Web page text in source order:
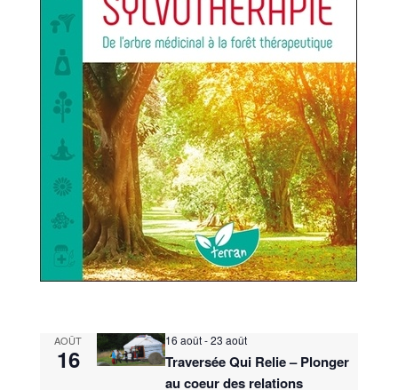
AOÛT
16
16 août-23 août
Traversée Qui Relie – Plonger
au coeur des relations